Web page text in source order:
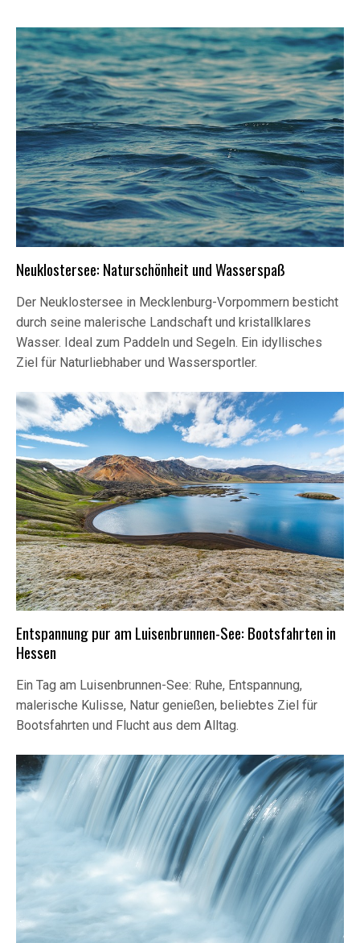
Neuklostersee: Naturschönheit und Wasserspaß
Der Neuklostersee in Mecklenburg-Vorpommern besticht
durch seine malerische Landschaft und kristallklares
Wasser. Ideal zum Paddeln und Segeln. Ein idyllisches
Ziel für Naturliebhaber und Wassersportler.
Entspannung pur am Luisenbrunnen-See: Bootsfahrten in
Hessen
Ein Tag am Luisenbrunnen-See: Ruhe, Entspannung,
malerische Kulisse, Natur genießen, beliebtes Ziel für
Bootsfahrten und Flucht aus dem Alltag.